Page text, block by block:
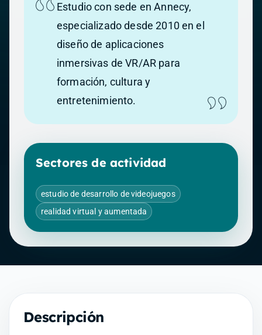
Estudio con sede en Annecy,
especializado desde 2010 en el
diseño de aplicaciones
inmersivas de VR/AR para
formación, cultura y
entretenimiento.
Sectores de actividad
estudio de desarrollo de videojuegos
realidad virtual y aumentada
Descripción